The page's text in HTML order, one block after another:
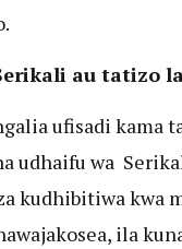
au tatizo
ufisadi kama
udhaifu wa
kudhibitiwa kwa
ila